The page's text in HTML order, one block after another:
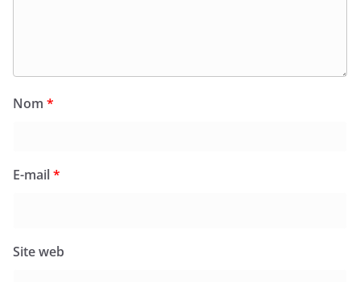
Nom *
E-mail*
Site web